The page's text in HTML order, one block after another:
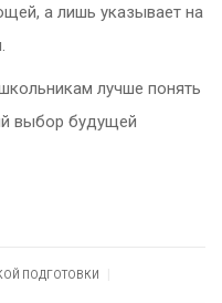
а лишь указывает на
лучше понять
выбор будущей
ПОДГОТОВКИ